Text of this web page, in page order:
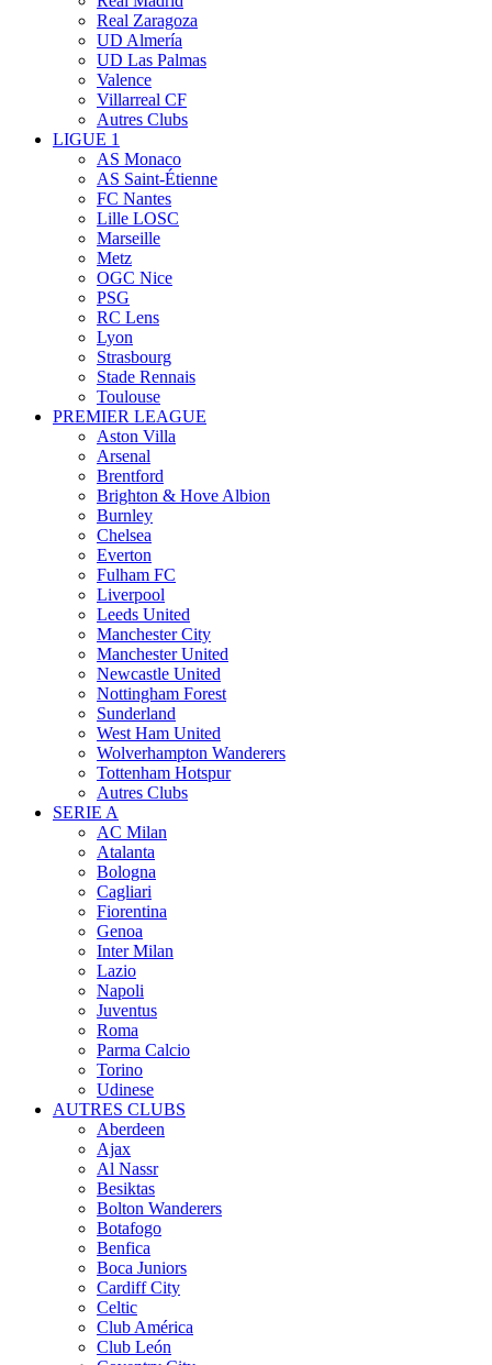
Real Zaragoza
UD Almería
UD Las Palmas
Valence
Villarreal CF
Autres Clubs
LIGUE 1
AS Monaco
AS Saint-Étienne
FC Nantes
Lille LOSC
Marseille
Metz
OGC Nice
PSG
RC Lens
Lyon
Strasbourg
Stade Rennais
Toulouse
PREMIER LEAGUE
Aston Villa
Arsenal
Brentford
Brighton & Hove Albion
Burnley
Chelsea
Everton
Fulham FC
Liverpool
Leeds United
Manchester City
Manchester United
Newcastle United
Nottingham Forest
Sunderland
West Ham United
Wolverhampton Wanderers
Tottenham Hotspur
Autres Clubs
SERIE A
AC Milan
Atalanta
Bologna
Cagliari
Fiorentina
Genoa
Inter Milan
Lazio
Napoli
Juventus
Roma
Parma Calcio
Torino
Udinese
AUTRES CLUBS
Aberdeen
Ajax
Al Nassr
Besiktas
Bolton Wanderers
Botafogo
Benfica
Boca Juniors
Cardiff City
Celtic
Club América
Club León